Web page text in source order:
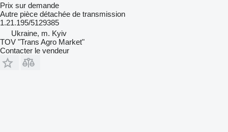
Prix sur demande
Autre pièce détachée de transmission
1.21.195/5129385
Ukraine, m. Kyiv
TOV "Trans Agro Market"
Contacter le vendeur